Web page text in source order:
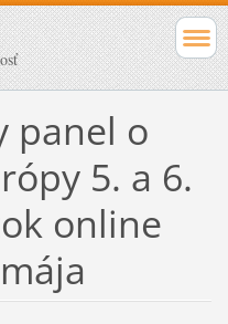
panel o
5. a 6.
online